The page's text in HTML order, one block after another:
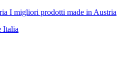
I migliori prodotti made in Austria